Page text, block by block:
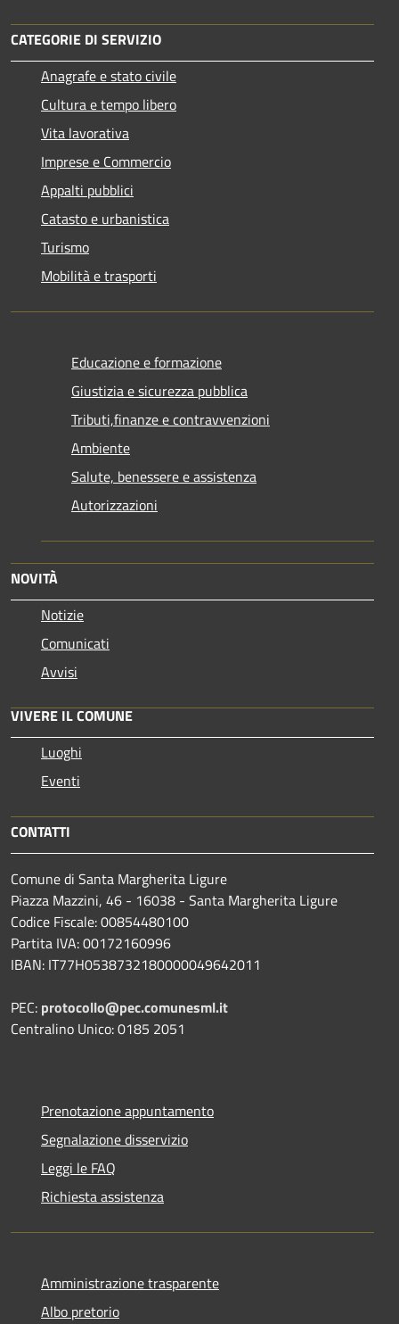
CATEGORIE DI SERVIZIO
Anagrafe e stato civile
Cultura e tempo libero
Vita lavorativa
Imprese e Commercio
Appalti pubblici
Catasto e urbanistica
Turismo
Mobilità e trasporti
Educazione e formazione
Giustizia e sicurezza pubblica
Tributi,finanze e contravvenzioni
Ambiente
Salute, benessere e assistenza
Autorizzazioni
NOVITÀ
Notizie
Comunicati
Avvisi
VIVERE IL COMUNE
Luoghi
Eventi
CONTATTI
Comune di Santa Margherita Ligure
Piazza Mazzini, 46 - 16038 - Santa Margherita Ligure
Codice Fiscale: 00854480100
Partita IVA: 00172160996
IBAN: IT77H0538732180000049642011
PEC: protocollo@pec.comunesml.it
Centralino Unico: 0185 2051
Prenotazione appuntamento
Segnalazione disservizio
Leggi le FAQ
Richiesta assistenza
Amministrazione trasparente
Albo pretorio